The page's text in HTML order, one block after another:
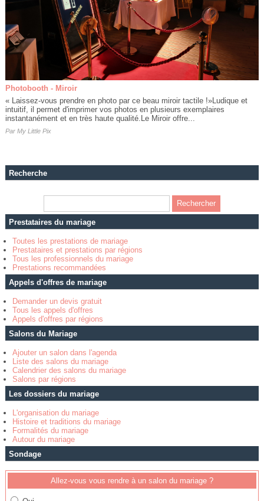
Photobooth - Miroir
« Laissez-vous prendre en photo par ce beau miroir tactile !»Ludique et
intuitif, il permet d'imprimer vos photos en plusieurs exemplaires
instantanément et en très haute qualité.Le Miroir offre...
Par My Little Pix
Recherche
Prestataires du mariage
Toutes les prestations de mariage
Prestataires et prestations par régions
Tous les professionnels du mariage
Prestations recommandées
Appels d'offres de mariage
Demander un devis gratuit
Tous les appels d'offres
Appels d'offres par régions
Salons du Mariage
Ajouter un salon dans l'agenda
Liste des salons du mariage
Calendrier des salons du mariage
Salons par régions
Les dossiers du mariage
L'organisation du mariage
Histoire et traditions du mariage
Formalités du mariage
Autour du mariage
Sondage
Allez-vous vous rendre à un salon du mariage ?